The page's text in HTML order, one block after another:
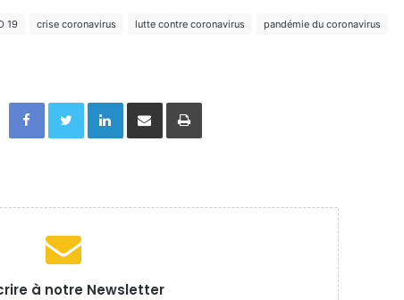
19 crise coronavirus lutte contre coronavirus pandémie du coronavirus
FacebookTwitterLinkedinPartager par email Imprimer
à notre Newsletter